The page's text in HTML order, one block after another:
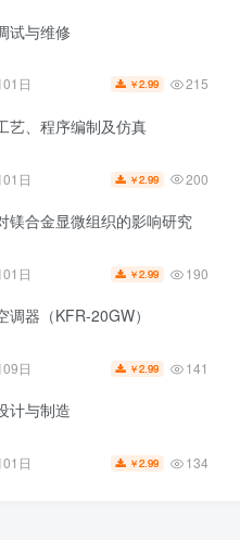
试与维修
日 ￥2.99 215
艺、程序编制及仿真
日 ￥2.99 200
镁合金显微组织的影响研究
日 ￥2.99 190
调器（KFR-20GW）
日 ￥2.99 141
计与制造
日 ￥2.99 134